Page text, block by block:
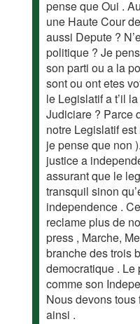
pense que Oui .
une Haute Cour
aussi Depute ?
politique ? Je
son parti ou a la
sont ou ont etes
le Legislatif a t’il
Judiciare ? Parce
notre Legislatif
je pense que non
justice a
assurant que le
transquil sinon
independence .
reclame plus de
press , Marche,
branche des trois
democratique . Le
comme son
Nous devons tous
ainsi .